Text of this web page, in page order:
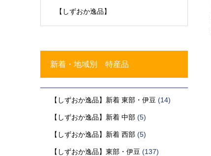
【しずおか逸品】
新着・地域別 特産品
【しずおか逸品】新着 東部・伊豆 (14)
【しずおか逸品】新着 中部 (5)
【しずおか逸品】新着 西部 (5)
【しずおか逸品】東部・伊豆 (137)